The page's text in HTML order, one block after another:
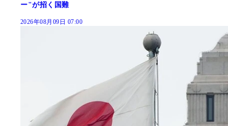
ー"が招く国難
2026年08月09日 07:00